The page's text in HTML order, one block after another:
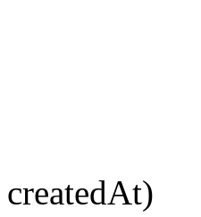
createdAt)